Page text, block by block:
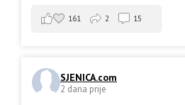
161 2 15
SJENICA.com
2 dana prije